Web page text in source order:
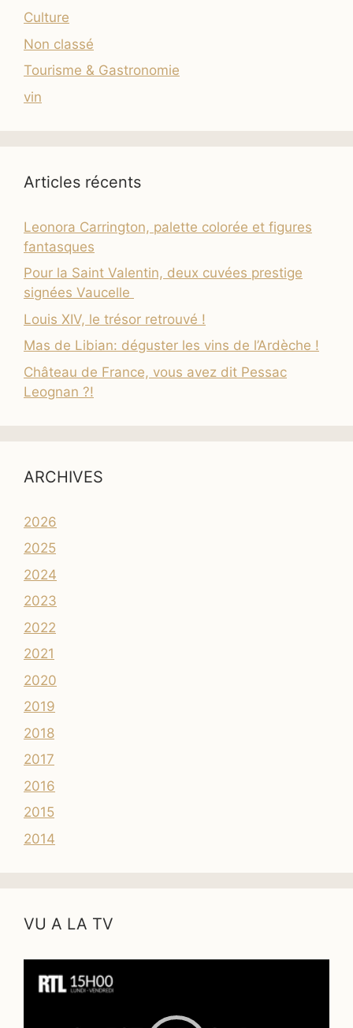
Culture
Non classé
Tourisme & Gastronomie
vin
Articles récents
Leonora Carrington, palette colorée et figures
fantasques
Pour la Saint Valentin, deux cuvées prestige
signées Vaucelle
Louis XIV, le trésor retrouvé !
Mas de Libian: déguster les vins de l’Ardèche !
Château de France, vous avez dit Pessac
Leognan ?!
ARCHIVES
2026
2025
2024
2023
2022
2021
2020
2019
2018
2017
2016
2015
2014
VU A LA TV
vidéo